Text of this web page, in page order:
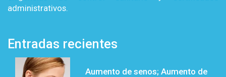
administrativos.
Entradas recientes
Aumento de senos; Aumento de